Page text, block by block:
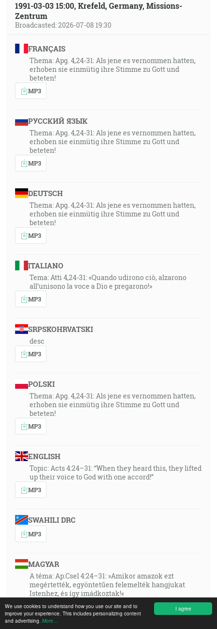
I agree
We use cookies to understand how you use our site and to
improve your experience. This includes personalizing content
and advertising. More...
1991-03-03 15:00, Krefeld, Germany, Missions-
Zentrum
Broadcasted: 2026-07-08 19:30
FRANÇAIS
Thema: Apg. 4,24-31: Als jene es vernommen hatten,
erhoben sie einmütig ihre Stimme zu Gott und
beteten!
MP3
РУССКИЙ ЯЗЫК
Thema: Apg. 4,24-31: Als jene es vernommen hatten,
erhoben sie einmütig ihre Stimme zu Gott und
beteten!
MP3
DEUTSCH
Thema: Apg. 4,24-31: Als jene es vernommen hatten,
erhoben sie einmütig ihre Stimme zu Gott und
beteten!
MP3
ITALIANO
Tema: Atti 4,24-31: «Quando udirono ciò, alzarono
all’unisono la voce a Dio e pregarono!»
MP3
SRPSKOHRVATSKI
desc
MP3
POLSKI
Thema: Apg. 4,24-31: Als jene es vernommen hatten,
erhoben sie einmütig ihre Stimme zu Gott und
beteten!
MP3
ENGLISH
Topic: Acts 4:24–31: “When they heard this, they lifted
up their voice to God with one accord!”
MP3
SWAHILI DRC
MP3
MAGYAR
A téma: Ap.Csel 4:24–31: »Amikor amazok ezt
megértették, egyöntetűen felemelték hangjukat
Istenhez, és így imádkoztak!«
MP3